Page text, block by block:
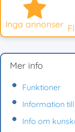
Inga annonser
Mer info
Funktioner
Information
Info om